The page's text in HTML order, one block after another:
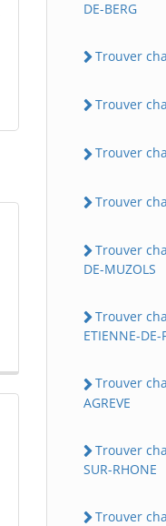
DE-BERG
Trouver
Trouver
Trouver
Trouver
Trouver
DE-MUZOLS
Trouver
ETIENNE-
Trouver
AGREVE
Trouver
SUR-RHONE
Trouver